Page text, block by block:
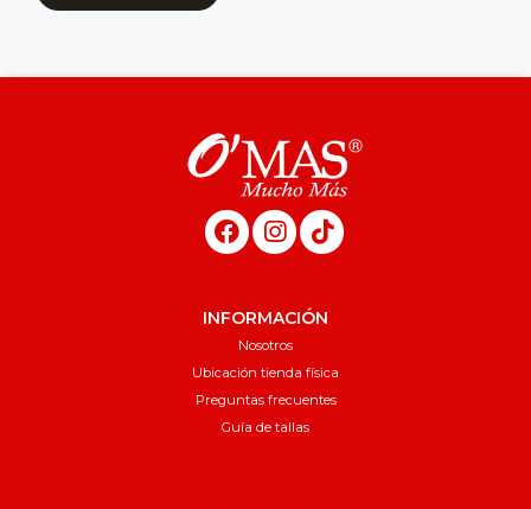
INFORMACIÓN
Nosotros
Ubicación tienda física
Preguntas frecuentes
Guía de tallas